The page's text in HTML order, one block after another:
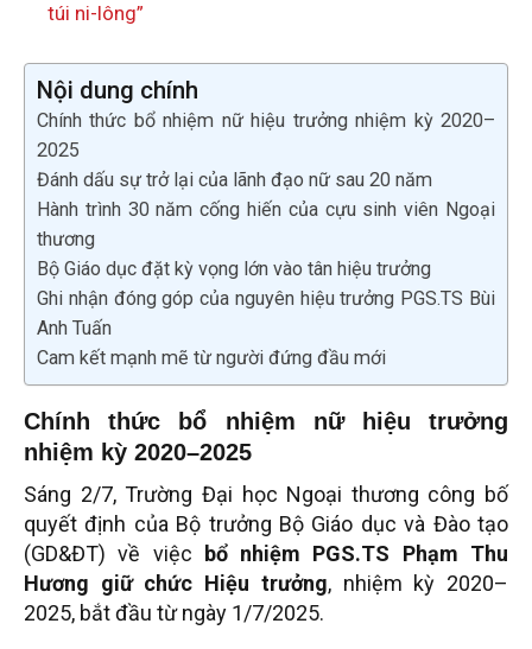
túi ni-lông”
Nội dung chính
Chính thức bổ nhiệm nữ hiệu trưởng nhiệm kỳ 2020–
2025
Đánh dấu sự trở lại của lãnh đạo nữ sau 20 năm
Hành trình 30 năm cống hiến của cựu sinh viên Ngoại
thương
Bộ Giáo dục đặt kỳ vọng lớn vào tân hiệu trưởng
Ghi nhận đóng góp của nguyên hiệu trưởng PGS.TS Bùi
Anh Tuấn
Cam kết mạnh mẽ từ người đứng đầu mới
Chính thức bổ nhiệm nữ hiệu trưởng
nhiệm kỳ 2020–2025
Sáng 2/7, Trường Đại học Ngoại thương công bố
quyết định của Bộ trưởng Bộ Giáo dục và Đào tạo
(GD&ĐT) về việc
bổ nhiệm PGS.TS Phạm Thu
Hương giữ chức Hiệu trưởng, nhiệm kỳ 2020–
2025, bắt đầu từ ngày 1/7/2025.